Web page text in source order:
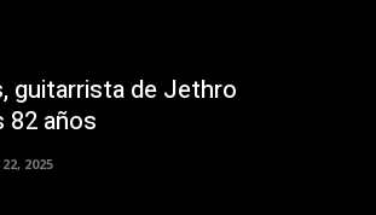
guitarrista de Jethro
82 años
2025